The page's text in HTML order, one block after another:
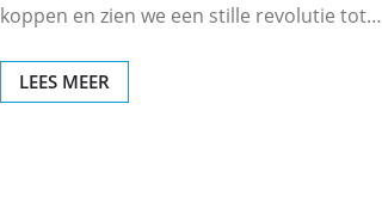
koppen en zien we een stille revolutie tot…
LEES MEER